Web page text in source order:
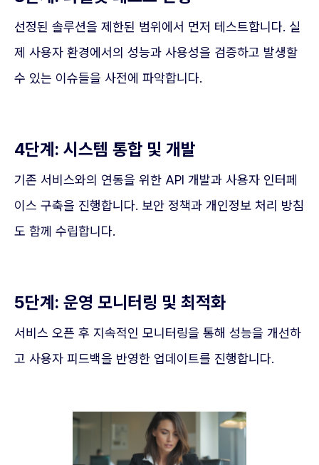
선정된 솔루션을 제한된 범위에서 먼저 테스트합니다. 실
제 사용자 환경에서의 성능과 사용성을 검증하고 발생할
수 있는 이슈들을 사전에 파악합니다.
4단계: 시스템 통합 및 개발
기존 서비스와의 연동을 위한 API 개발과 사용자 인터페
이스 구축을 진행합니다. 보안 정책과 개인정보 처리 방침
도 함께 수립합니다.
5단계: 운영 모니터링 및 최적화
서비스 오픈 후 지속적인 모니터링을 통해 성능을 개선하
고 사용자 피드백을 반영한 업데이트를 진행합니다.